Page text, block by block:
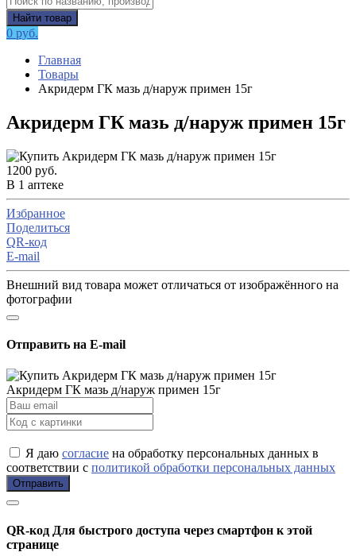
Найти товар
0 руб.
Главная
Товары
Акридерм ГК мазь д/наруж примен 15г
Акридерм ГК мазь д/наруж примен 15г
1200 руб.
В 1 аптеке
Избранное
Поделиться
QR-код
E-mail
Внешний вид товара может отличаться от изображённого на
фотографии
Отправить на E-mail
Акридерм ГК мазь д/наруж примен 15г
Я даю согласие на обработку персональных данных в
соответствии с политикой обработки персональных данных
Отправить
QR-код Для быстрого доступа через смартфон к этой
странице